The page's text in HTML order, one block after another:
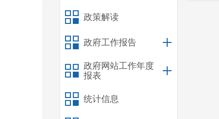
政策解读
政府工作报告
政府网站工作年度
报表
统计信息